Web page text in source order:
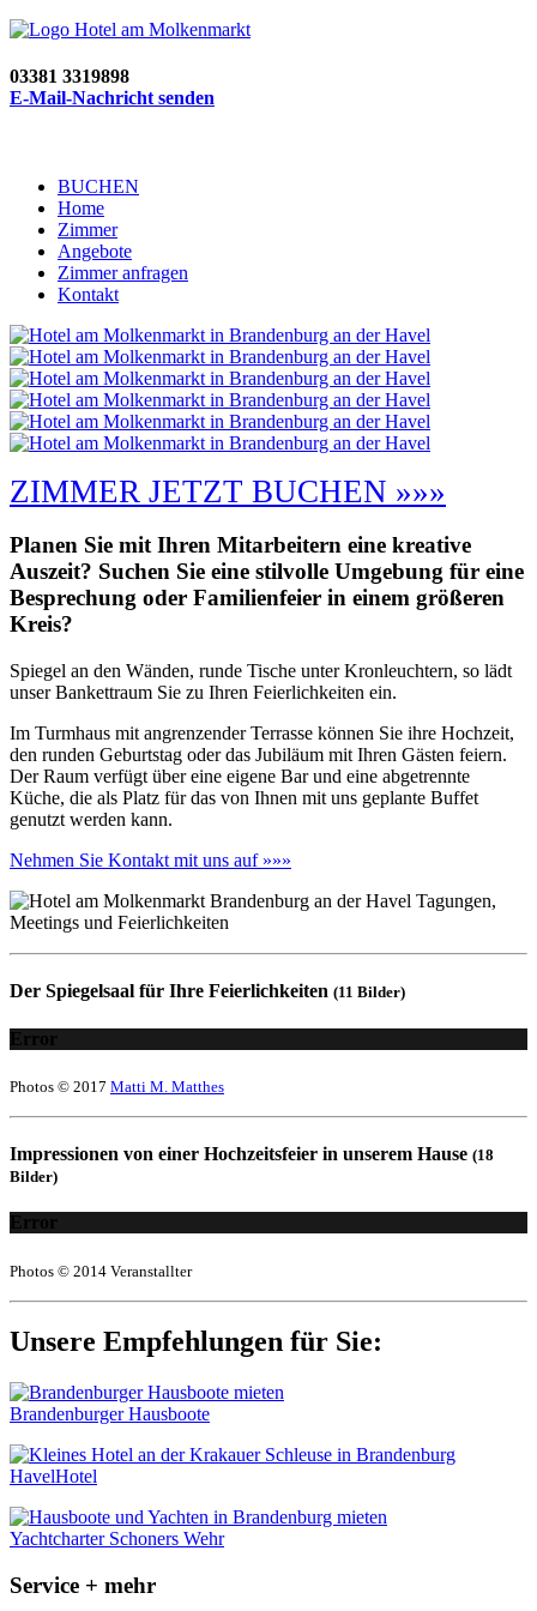
03381 3319898
E-Mail-Nachricht senden
BUCHEN
Home
Zimmer
Angebote
Zimmer anfragen
Kontakt
ZIMMER JETZT BUCHEN »»»
Planen Sie mit Ihren Mitarbeitern eine kreative
Auszeit? Suchen Sie eine stilvolle Umgebung für eine
Besprechung oder Familienfeier in einem größeren
Kreis?
Spiegel an den Wänden, runde Tische unter Kronleuchtern, so lädt
unser Bankettraum Sie zu Ihren Feierlichkeiten ein.
Im Turmhaus mit angrenzender Terrasse können Sie ihre Hochzeit,
den runden Geburtstag oder das Jubiläum mit Ihren Gästen feiern.
Der Raum verfügt über eine eigene Bar und eine abgetrennte
Küche, die als Platz für das von Ihnen mit uns geplante Buffet
genutzt werden kann.
Nehmen Sie Kontakt mit uns auf »»»
Der Spiegelsaal für Ihre Feierlichkeiten (11 Bilder)
Error
Photos © 2017 Matti M. Matthes
Impressionen von einer Hochzeitsfeier in unserem Hause (18
Bilder)
Error
Photos © 2014 Veranstallter
Unsere Empfehlungen für Sie:
Brandenburger Hausboote
HavelHotel
Yachtcharter Schoners Wehr
Service + mehr